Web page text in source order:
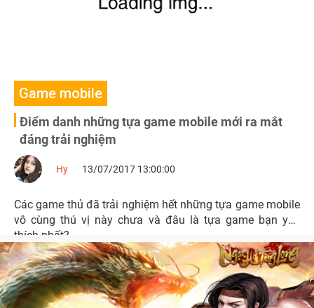
Game mobile
Điểm danh những tựa game mobile mới ra mắt
đáng trải nghiệm
Hy 13/07/2017 13:00:00
Các game thủ đã trải nghiệm hết những tựa game mobile
vô cùng thú vị này chưa và đâu là tựa game bạn yêu
thích nhất?